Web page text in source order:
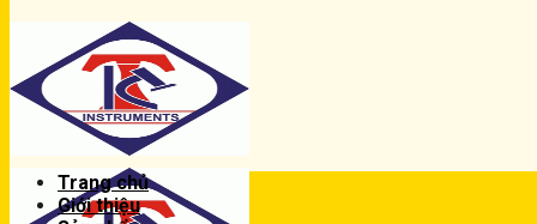
Trang chủ
Giới thiệu